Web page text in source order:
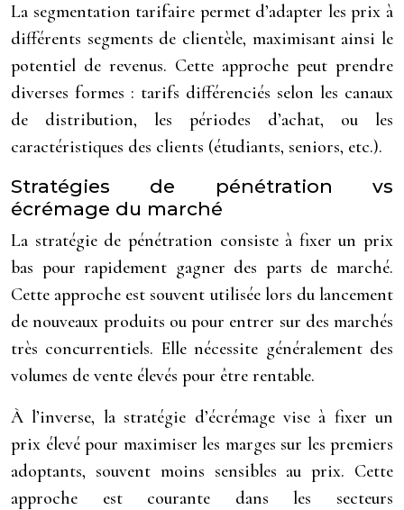
La segmentation tarifaire permet d’adapter les prix à
différents segments de clientèle, maximisant ainsi le
potentiel de revenus. Cette approche peut prendre
diverses formes : tarifs différenciés selon les canaux
de distribution, les périodes d’achat, ou les
caractéristiques des clients (étudiants, seniors, etc.).
Stratégies de pénétration vs
écrémage du marché
La stratégie de pénétration consiste à fixer un prix
bas pour rapidement gagner des parts de marché.
Cette approche est souvent utilisée lors du lancement
de nouveaux produits ou pour entrer sur des marchés
très concurrentiels. Elle nécessite généralement des
volumes de vente élevés pour être rentable.
À l’inverse, la stratégie d’écrémage vise à fixer un
prix élevé pour maximiser les marges sur les premiers
adoptants, souvent moins sensibles au prix. Cette
approche est courante dans les secteurs